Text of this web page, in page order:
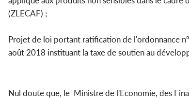
(ZLECAF) ;
Projet de loi portant ratification de l'ordonnance
août 2018 instituant la taxe de soutien au
Nul doute que, le Ministre de l'Economie, des